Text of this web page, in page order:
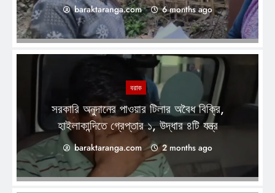
baraktaranga.com 6 months ago
বরাক
সরকারি অনুদানের পাওয়ার টিলার অবৈধ বিক্রি,
হাইলাকান্দিতে গ্রেপ্তার ১, উদ্ধার ৪টি যন্ত্র
baraktaranga.com 2 months ago